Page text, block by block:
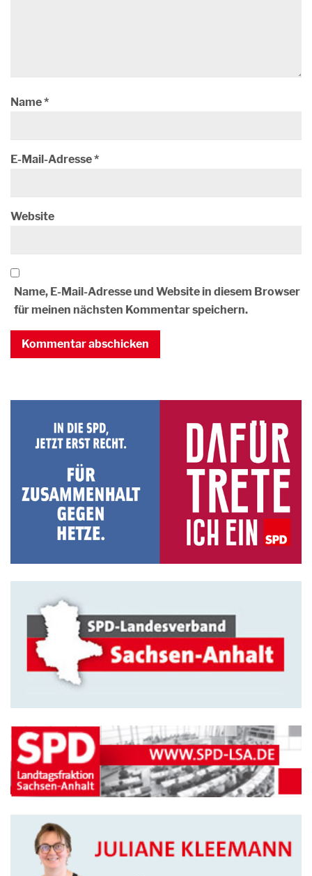
Name*
E-Mail-Adresse*
Website
Name, E-Mail-Adresse und Website in diesem Browser
für meinen nächsten Kommentar speichern.